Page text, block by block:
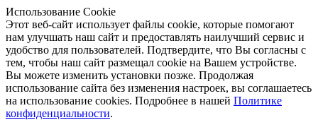
Использование Cookie
Этот веб-сайт использует файлы cookie, которые помогают
нам улучшать наш сайт и предоставлять наилучший сервис и
удобство для пользователей. Подтвердите, что Вы согласны с
тем, чтобы наш сайт размещал cookie на Вашем устройстве.
Вы можете изменить установки позже. Продолжая
использование сайта без изменения настроек, вы соглашаетесь
на использование cookies. Подробнее в нашей Политике
конфиденциальности.